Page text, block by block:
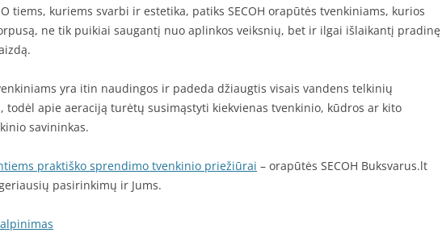
tiems, kuriems svarbi ir estetika, patiks SECOH orapūtės tvenkiniams, kurios
ne tik puikiai saugantį nuo aplinkos veiksnių, bet ir ilgai išlaikantį pradinę
yra itin naudingos ir padeda džiaugtis visais vandens telkinių
todėl apie aeraciją turėtų susimąstyti kiekvienas tvenkinio, kūdros ar kito
savininkas.
praktiško sprendimo tvenkinio priežiūrai – orapūtės SECOH Buksvarus.lt
pasirinkimų ir Jums.